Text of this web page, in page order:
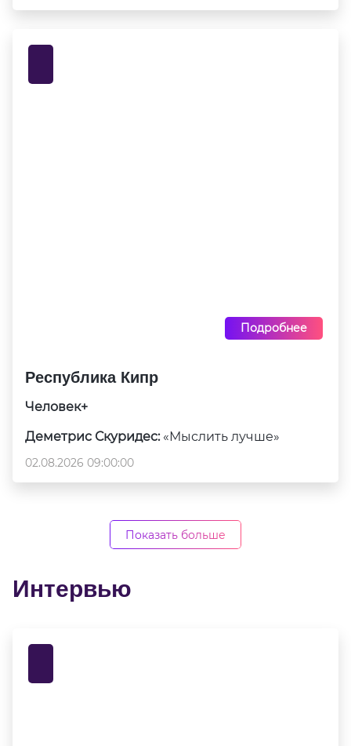
Подробнее
Республика Кипр
Человек+
Деметрис Скуридес:«Мыслить лучше»
02.08.2026 09:00:00
Показать больше
Интервью